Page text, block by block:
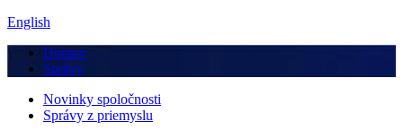
English
Domov
Správy
Novinky spoločnosti
Správy z priemyslu